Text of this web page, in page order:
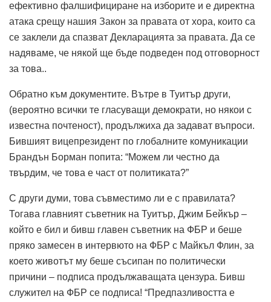
ефективно фалшифициране на изборите и е директна
атака срещу нашия Закон за правата от хора, които са
се заклели да спазват Декларацията за правата. Да се
надяваме, че някой ще бъде подведен под отговорност
за това..
Обратно към документите. Вътре в Туитър други,
(вероятно всички те гласуващи демократи, но някои с
известна почтеност), продължиха да задават въпроси.
Бившият вицепрезидент по глобалните комуникации
Брандън Борман попита: “Можем ли честно да
твърдим, че това е част от политиката?”
С други думи, това съвместимо ли е с правилата?
Тогава главният съветник на Туитър, Джим Бейкър –
който е бил и бивш главен съветник на ФБР и беше
пряко замесен в интервюто на ФБР с Майкъл Флин, за
което животът му беше съсипан по политически
причини – подписа продължаващата цензура. Бивш
служител на ФБР се подписа! “Предпазливостта е